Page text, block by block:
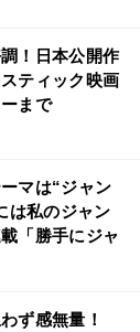
！日本公開作
ティック映画
まで
マは“ジャン
は私のジャン
「勝手にジャ
ず感無量！